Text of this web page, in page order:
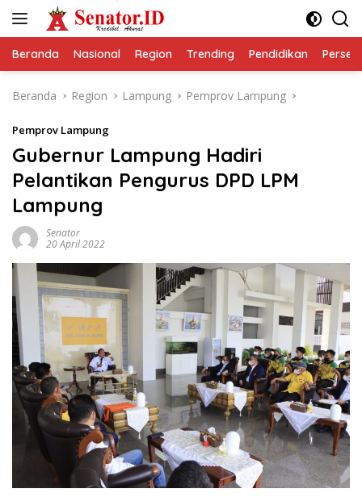
Beranda Nasional Region Trending Pendidikan
Beranda Region Lampung Pemprov Lampung
Pemprov Lampung
Gubernur Lampung Hadiri
Pelantikan Pengurus DPD LPM
Lampung
Senator
20 April 2022